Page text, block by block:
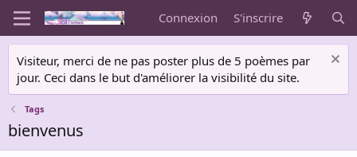
Connexion S'inscrire
Visiteur, merci de ne pas poster plus de 5 poèmes par
jour. Ceci dans le but d'améliorer la visibilité du site.
Tags
bienvenus